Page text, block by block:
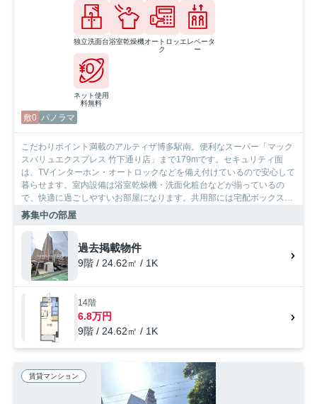
独立洗面台浴室乾燥機オートロッ
ク
エレベータ
ー
ネット使用
料無料
敷0 パノラマ
こだわりポイント満載のアルティザ博多駅南。便利なスーパー「マック
スバリュエクスプレス 竹下通り店」まで179mです。セキュリティ面
は、TVインターホン・オートロックなどを備え付けているので安心して
暮らせます。室内設備は浴室乾燥機・洗面化粧台などが揃っているの
で、快適に過ごしやすいお部屋になります。共用部には宅配ボックス・
ゴミ出し24時間OKなどが揃っており、とても充実しています。魅力も
多い賃貸物件はいかがでしょうか。鹿児島本線竹下周辺での住まい探し
をSumoSumoがサポートいたします。ご希望の条件など、何なりとお申
し付けください。
募集中の部屋
過去掲載物件
9階 / 24.62㎡ / 1K
14階
6.8万円
9階 / 24.62㎡ / 1K
賃貸マンション